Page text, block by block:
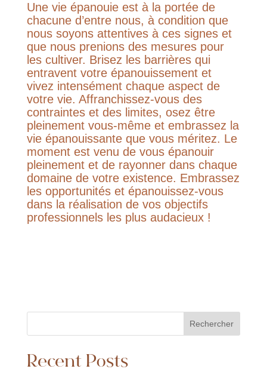
Une vie épanouie est à la portée de
chacune d’entre nous, à condition que
nous soyons attentives à ces signes et
que nous prenions des mesures pour
les cultiver. Brisez les barrières qui
entravent votre épanouissement et
vivez intensément chaque aspect de
votre vie. Affranchissez-vous des
contraintes et des limites, osez être
pleinement vous-même et embrassez la
vie épanouissante que vous méritez. Le
moment est venu de vous épanouir
pleinement et de rayonner dans chaque
domaine de votre existence. Embrassez
les opportunités et épanouissez-vous
dans la réalisation de vos objectifs
professionnels les plus audacieux !
Rechercher
Recent Posts